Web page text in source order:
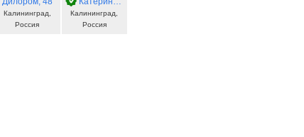
Калининград,
Россия
Калининград,
Россия